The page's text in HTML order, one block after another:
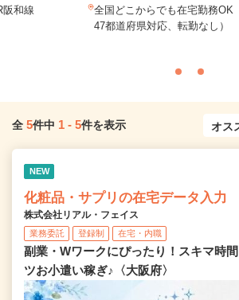
阪和線
全国どこからでも在宅勤務OK
47都道府県対応、転勤なし）
全 5件中 1 - 5件を表示
NEW
化粧品・サプリの在宅データ入力
株式会社リアル・フェイス
業務委託 登録制 在宅・内職
副業・Wワークにぴったり！スキマ時
ツお小遣い稼ぎ♪〈大阪府〉